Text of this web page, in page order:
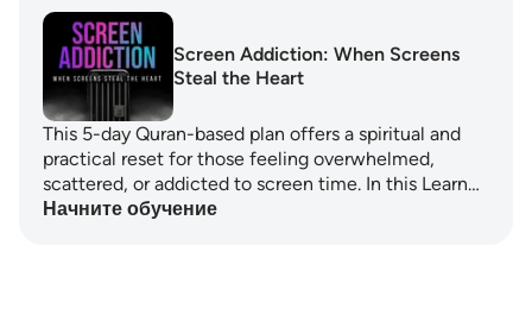
Screen Addiction: When Screens
Steal the Heart
This 5-day Quran-based plan offers a spiritual and
practical reset for those feeling overwhelmed,
scattered, or addicted to screen time. In this Learn…
Начните обучение